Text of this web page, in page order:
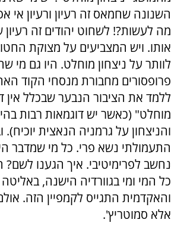
השנונה שחמאס זה רעיון ורעיון אי
מה לעשות?! לשחוט יהודים זה
אותו. ויש המצביעים על מצוקת
לוותר על ניצחון מוחלט. היו גם מי
פרופסורים מחבורת מנסחי הקוד
ללמד את הציבור הנבער שבכלל אין
מוחלט" (כאשר יש דוגמאות רבות
והניצחון על גרמניה הנאצית
התעמולתי נשא פרי. כל מי שמדבר
נחשב לפרימיטיבי. איך הגענו
כל המי ומי בגוורדיה הישנה,
והאקדמית התגייס לקמפיין הזה.
אלא סמוטריץ'.